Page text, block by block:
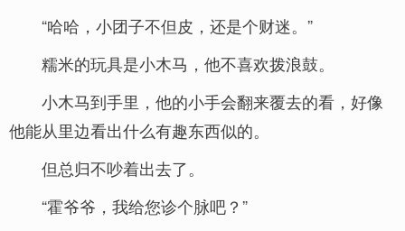
“哈哈，小团子不但皮，还是个财迷。”
糯米的玩具是小木马，他不喜欢拨浪鼓。
小木马到手里，他的小手会翻来覆去的看，好像
他能从里边看出什么有趣东西似的。
但总归不吵着出去了。
“霍爷爷，我给您诊个脉吧？”